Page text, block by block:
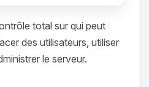
total sur qui peut
des utilisateurs, utiliser
le serveur.